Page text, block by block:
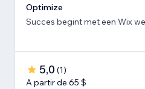
Optimize
Succes begint met een Wix
5,0 (1)
A partir de 65 $